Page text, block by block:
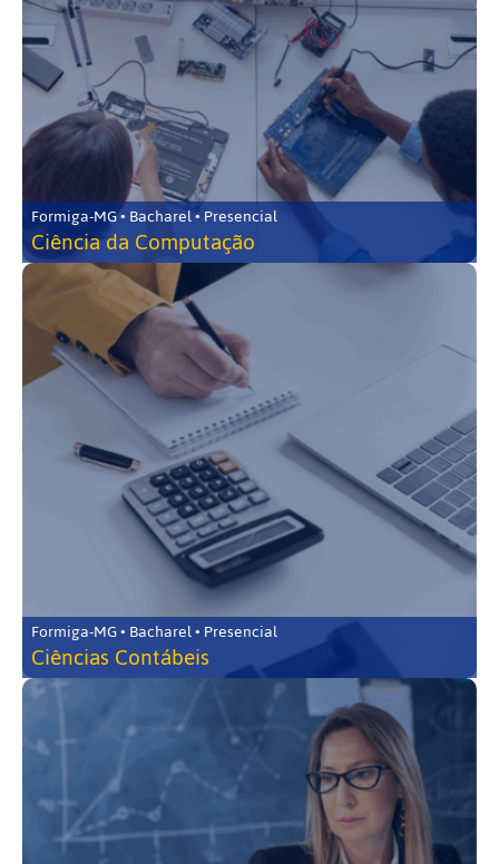
Formiga-MG • Bacharel • Presencial
Ciência da Computação
Formiga-MG • Bacharel • Presencial
Ciências Contábeis